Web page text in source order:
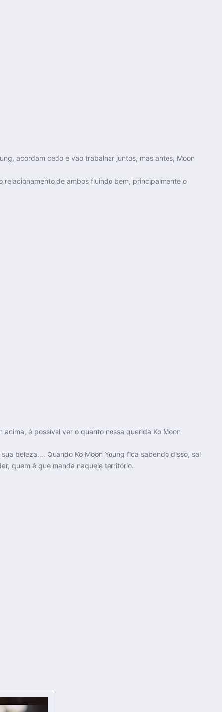
acordam cedo e vão trabalhar juntos, mas antes, Moon
de ambos fluindo bem, principalmente o
é possível ver o quanto nossa querida Ko Moon
beleza…. Quando Ko Moon Young fica sabendo disso, sai
quem é que manda naquele território.